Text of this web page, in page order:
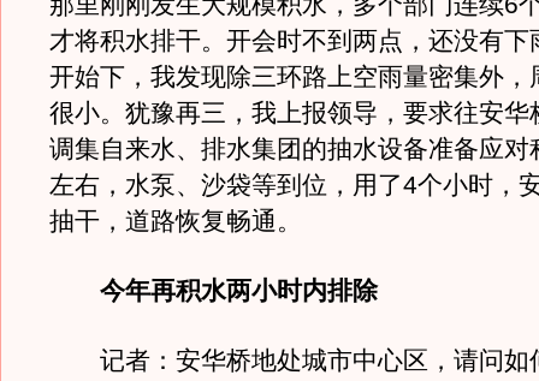
才将积水排干。开会时不到两点，还没有下
开始下，我发现除三环路上空雨量密集外，
很小。犹豫再三，我上报领导，要求往安华
调集自来水、排水集团的抽水设备准备应对
左右，水泵、沙袋等到位，用了4个小时，
抽干，道路恢复畅通。
今年再积水两小时内排除
记者：安华桥地处城市中心区，请问如